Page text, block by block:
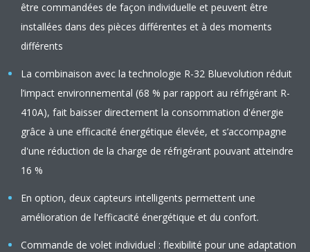
être commandées de façon individuelle et peuvent être
installées dans des pièces différentes et à des moments
différents
La combinaison avec la technologie R-32 Bluevolution réduit
l’impact environnemental (68 % par rapport au réfrigérant R-
410A), fait baisser directement la consommation d'énergie
grâce à une efficacité énergétique élevée, et s’accompagne
d'une réduction de la charge de réfrigérant pouvant atteindre
16 %
En option, deux capteurs intelligents permettent une
amélioration de l'efficacité énergétique et du confort.
Commande de volet individuel : flexibilité pour une adaptation